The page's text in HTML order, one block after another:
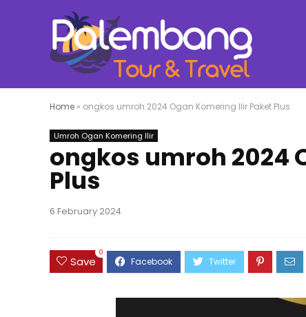
Home » ongkos umroh 2024 Ogan Komering Ilir Paket Plus
Umroh Ogan Komering Ilir
ongkos umroh 2024
Plus
6 February 2024
Save
0